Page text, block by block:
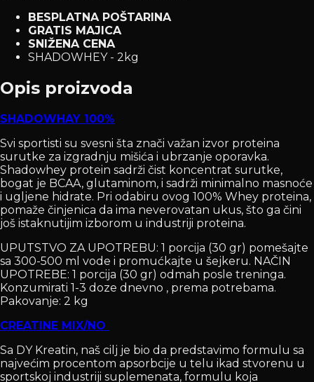
BESPLATNA POŠTARINA
GRATIS MAJICA
SNIŽENA CENA
SHADOWHEY - 2kg
Opis proizvoda
SHADOWHAY 100%
Svi sportisti su svesni šta znači važan izvor proteina
surutke za izgradnju mišića i ubrzanje oporavka.
Shadowhey protein sadrži čist koncentrat surutke,
bogat je BCAA, glutaminom, i sadrži minimalno masnoće
i ugljene hidrate. Pri odabiru ovog 100% Whey proteina,
pomaže činjenica da ima neverovatan ukus, što ga čini
još istaknutijim izborom u industriji proteina.
UPUTSTVO ZA UPOTREBU: 1 porcija (30 gr) pomešajte
sa 300-500 ml vode i promućkajte u šejkeru. NAČIN
UPOTREBE: 1 porcija (30 gr) odmah posle treninga.
Konzumirati 1-3 doze dnevno , prema potrebama.
Pakovanje: 2 kg
CREATINE MIX/NO
Sa DY Kreatin, naš cilj je bio da predstavimo formulu sa
najvećim procentom apsorbcije u telu ikad stvorenu u
sportskoj industriji suplemenata, formulu koja